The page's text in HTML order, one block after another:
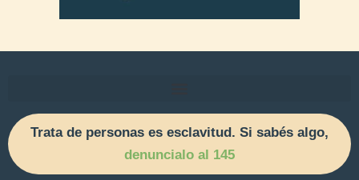
Trata de personas es esclavitud. Si sabés algo,
denuncialo al 145